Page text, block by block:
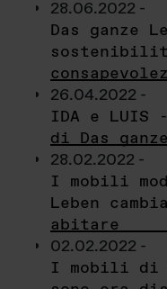
28.06.2022 -
Das ganze
26.04.2022 -
IDA e
di Das
28.02.2022 -
I mobili
Leben
abitare
02.02.2022 -
I mobili di